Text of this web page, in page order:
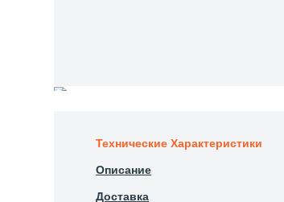
Технические Характеристики
Описание
Доставка